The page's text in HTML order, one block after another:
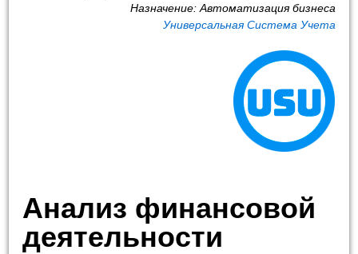
Назначение: Автоматизация бизнеса
Универсальная Система Учета
Анализ финансовой
деятельности